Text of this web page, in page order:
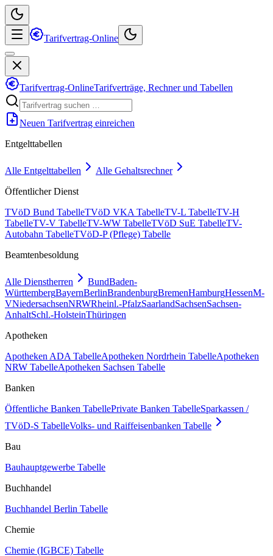
Tarifvertrag-Online
Tarifvertrag-OnlineTarifverträge, Rechner und Tabellen
Neuen Tarifvertrag einreichen
Entgelttabellen
Alle Entgelttabellen
Alle Gehaltsrechner
Öffentlicher Dienst
TVöD Bund TabelleTVöD VKA TabelleTV-L TabelleTV-H
TabelleTV-V TabelleTV-WW TabelleTVöD SuE TabelleTV-
Autobahn TabelleTVöD-P (Pflege) Tabelle
Beamtenbesoldung
Alle Dienstherren BundBaden-
WürttembergBayernBerlinBrandenburgBremenHamburgHessenM-
VNiedersachsenNRWRheinl.-PfalzSaarlandSachsenSachsen-
AnhaltSchl.-HolsteinThüringen
Apotheken
Apotheken ADA TabelleApotheken Nordrhein TabelleApotheken
NRW TabelleApotheken Sachsen Tabelle
Banken
Öffentliche Banken TabellePrivate Banken TabelleSparkassen /
TVöD-S TabelleVolks- und Raiffeisenbanken Tabelle
Bau
Bauhauptgewerbe Tabelle
Buchhandel
Buchhandel Berlin Tabelle
Chemie
Chemie (IGBCE) Tabelle